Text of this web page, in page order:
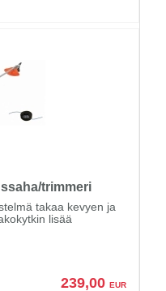
trimmeri
takaa kevyen ja
lisää
239,00 EUR